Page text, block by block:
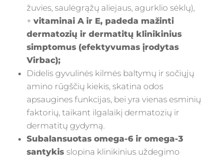
žuvies, saulėgrąžų aliejaus, agurklio sėklų),
+ vitaminai A ir E, padeda mažinti
dermatozių ir dermatitų klinikinius
simptomus (efektyvumas įrodytas
Virbac);
Didelis gyvulinės kilmės baltymų ir sočiųjų
amino rūgščių kiekis, skatina odos
apsaugines funkcijas, bei yra vienas esminių
faktorių, taikant ilgalaikį dermatozių ir
dermatitų gydymą.
Subalansuotas omega-6 ir omega-3
santykis slopina klinikinius uždegimo